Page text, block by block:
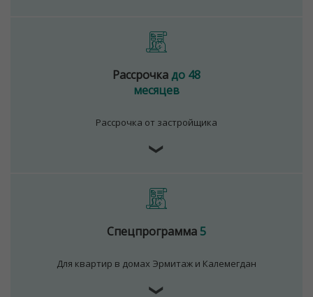
Рассрочкадо 48
месяцев
Рассрочка от застройщика
❯
Спецпрограмма5
Для квартир в домах Эрмитаж и Калемегдан
❯